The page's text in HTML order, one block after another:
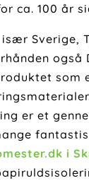
ca. 100 år
Sverige,
også
som
er et
i